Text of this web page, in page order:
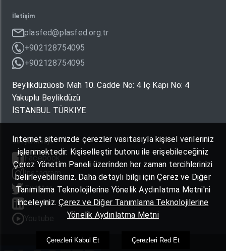
İletişim
plasfed@plasfed.org.tr
+902128754095
+902128754095
Beylikdüzüosb Mah 10. Cadde No: 4 İç Kapı No: 4
Yakuplu Beylikdüzü
İSTANBUL TÜRKIYE
Sosyal Medya
Facebook
Instagram
Twitter
Linkedin
Youtube
İnternet sitemizde çerezler vasıtasıyla kişisel verileriniz
işlenmektedir. Kişiselleştir butonu ile erişebileceğiniz
Çerez Yönetim Paneli üzerinden her zaman tercihlerinizi
belirleyebilirsiniz. Daha detaylı bilgi için Çerez ve Diğer
Tanımlama Teknolojilerine Yönelik Aydınlatma Metni'ni
inceleyiniz.Çerez ve Diğer Tanımlama Teknolojilerine
Yönelik Aydınlatma Metni
Çerezleri Kabul Et Çerezleri Red Et